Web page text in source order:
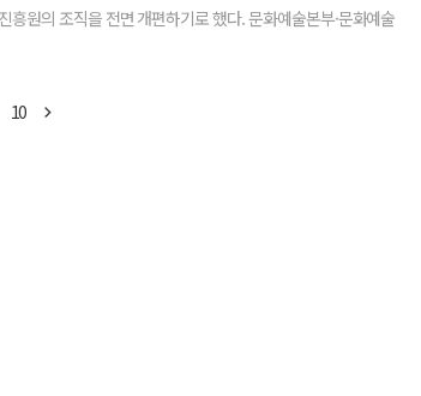
원의 조직을 전면 개편하기로 했다. 문화예술본부·문화예술
10